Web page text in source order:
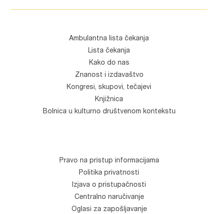
Ambulantna lista čekanja
Lista čekanja
Kako do nas
Znanost i izdavaštvo
Kongresi, skupovi, tečajevi
Knjižnica
Bolnica u kulturno društvenom kontekstu
Pravo na pristup informacijama
Politika privatnosti
Izjava o pristupačnosti
Centralno naručivanje
Oglasi za zapošljavanje